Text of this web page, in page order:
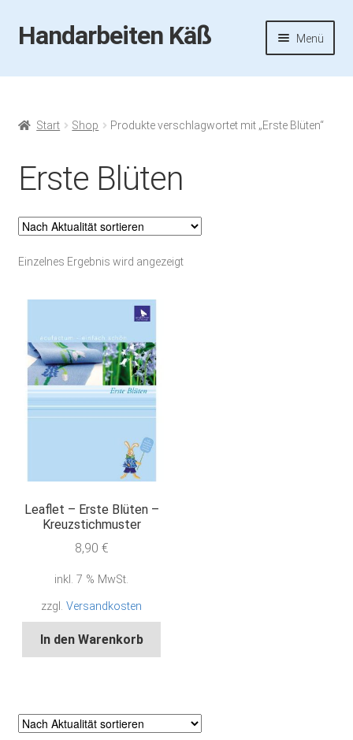
Zur
Navigation
Zum
Inhalt
Handarbeiten Käß Menü
Startseite
Aktuelles
Start Shop Produkte verschlagwortet mit „Erste Blüten“
Erste Blüten
Einzelnes Ergebnis wird angezeigt
Leaflet – Erste Blüten –
Kreuzstichmuster
8,90 €
inkl. 7 % MwSt.
zzgl.Versandkosten
In den Warenkorb